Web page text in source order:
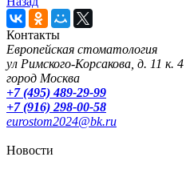
Контакты
Европейская стоматология
ул Римского-Корсакова, д. 11 к. 4
город Москва
+7 (495) 489-29-99
+7 (916) 298-00-58
eurostom2024@bk.ru
Новости